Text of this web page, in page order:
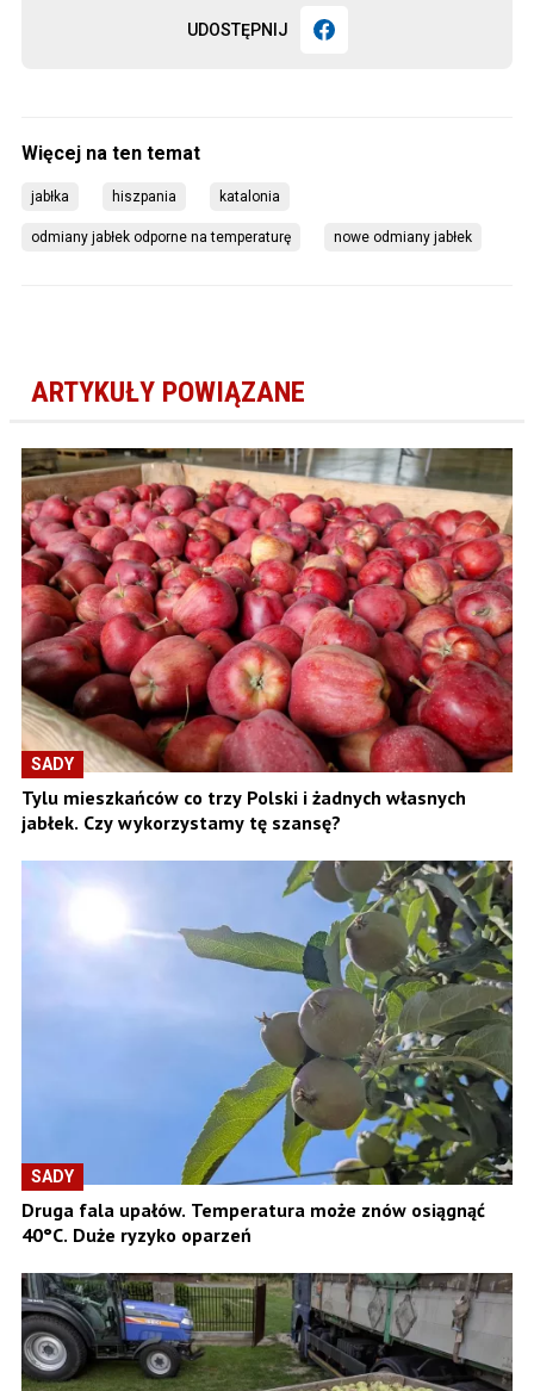
UDOSTĘPNIJ
jabłka hiszpania katalonia
odmiany jabłek odporne na temperaturę nowe odmiany jabłek
ARTYKUŁY POWIĄZANE
SADY
Tylu mieszkańców co trzy Polski i żadnych własnych
jabłek. Czy wykorzystamy tę szansę?
SADY
Druga fala upałów. Temperatura może znów osiągnąć
40°C. Duże ryzyko oparzeń